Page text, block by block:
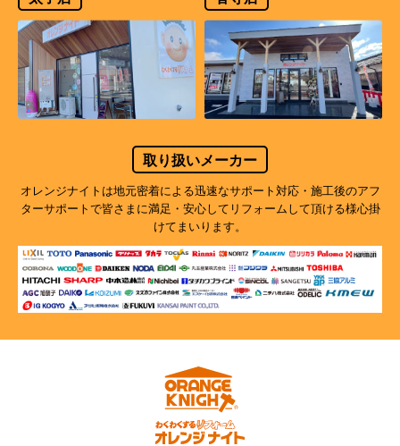
取り扱いメーカー
オレンジナイトは地元密着による迅速なサポート対応・施工後のアフ
ターサポートで皆さまに満足・安心してリフォームして頂ける様心掛
けてまいります。